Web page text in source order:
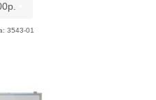
3543-01